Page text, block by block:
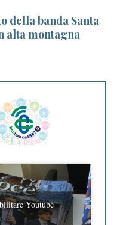
della banda Santa
alta montagna
Youtube